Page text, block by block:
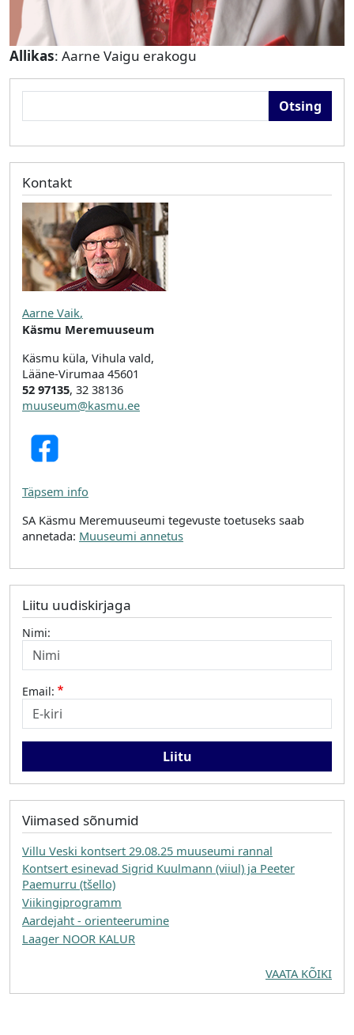
Allikas: Aarne Vaigu erakogu
Kontakt
Aarne Vaik,
Käsmu Meremuuseum
Käsmu küla, Vihula vald,
Lääne-Virumaa 45601
52 97135, 32 38136
muuseum@kasmu.ee
Täpsem info
SA Käsmu Meremuuseumi tegevuste toetuseks saab
annetada: Muuseumi annetus
Liitu uudiskirjaga
Nimi:
Email:
Viimased sõnumid
Villu Veski kontsert 29.08.25 muuseumi rannal
Kontsert esinevad Sigrid Kuulmann (viiul) ja Peeter
Paemurru (tšello)
Viikingiprogramm
Aardejaht - orienteerumine
Laager NOOR KALUR
VAATA KÕIKI